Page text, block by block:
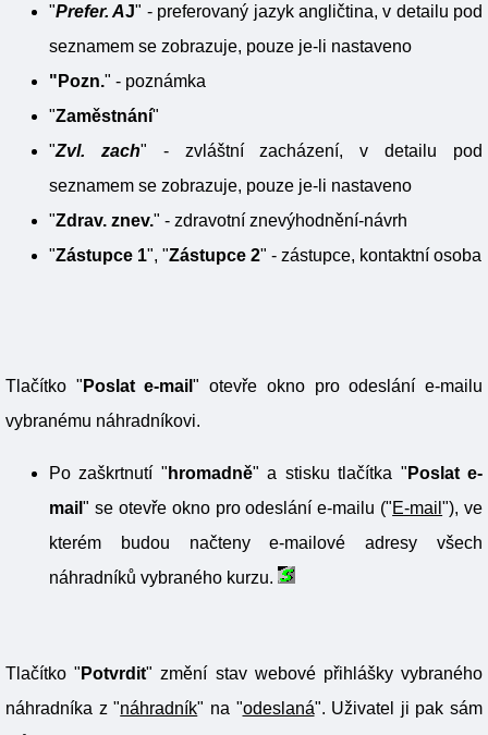
"Prefer. AJ" - preferovaný jazyk angličtina, v detailu pod
seznamem se zobrazuje, pouze je-li nastaveno
"Pozn." - poznámka
"Zaměstnání"
"Zvl. zach" - zvláštní zacházení, v detailu pod
seznamem se zobrazuje, pouze je-li nastaveno
"Zdrav. znev." - zdravotní znevýhodnění-návrh
"Zástupce 1", "Zástupce 2" - zástupce, kontaktní osoba
Tlačítko " Poslat e-mail" otevře okno pro odeslání e-mailu
vybranému náhradníkovi.
Po zaškrtnutí " hromadně" a stisku tlačítka " Poslat e-
mail " se otevře okno pro odeslání e-mailu ("E-mail"), ve
kterém budou načteny e-mailové adresy všech
náhradníků vybraného kurzu.
Tlačítko " Potvrdit" změní stav webové přihlášky vybraného
náhradníka z "náhradník" na "odeslaná". Uživatel ji pak sám